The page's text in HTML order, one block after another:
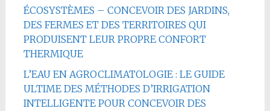
ÉCOSYSTÈMES – CONCEVOIR DES JARDINS,
DES FERMES ET DES TERRITOIRES QUI
PRODUISENT LEUR PROPRE CONFORT
THERMIQUE
L’EAU EN AGROCLIMATOLOGIE : LE GUIDE
ULTIME DES MÉTHODES D’IRRIGATION
INTELLIGENTE POUR CONCEVOIR DES